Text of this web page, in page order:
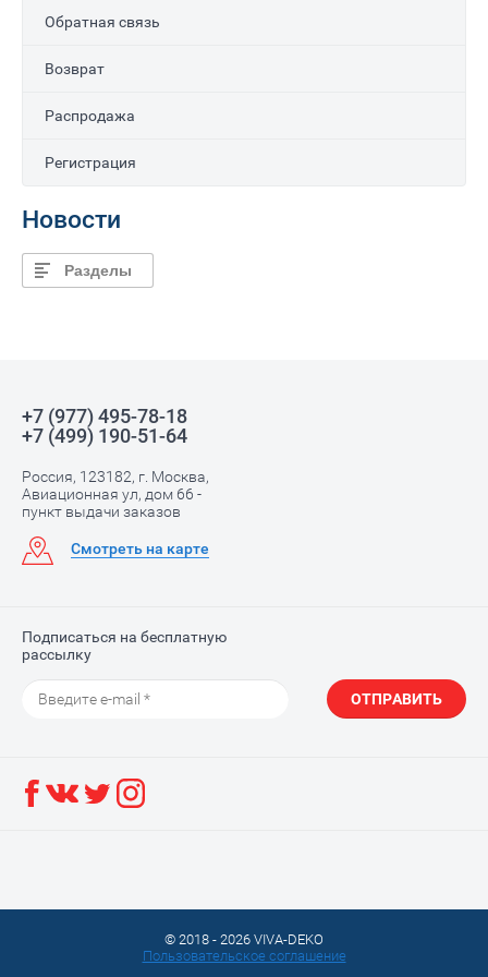
Обратная связь
Возврат
Распродажа
Регистрация
Новости
Разделы
+7 (977) 495-78-18
+7 (499) 190-51-64
Россия, 123182, г. Москва,
Авиационная ул, дом 66 -
пункт выдачи заказов
Смотреть на карте
Подписаться на бесплатную
рассылку
ОТПРАВИТЬ
© 2018 - 2026 VIVA-DEKO
Пользовательское соглашение